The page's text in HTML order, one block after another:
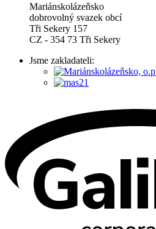
Mariánskolázeňsko
dobrovolný svazek obcí
Tři Sekery 157
CZ - 354 73 Tři Sekery
Jsme zakladateli: